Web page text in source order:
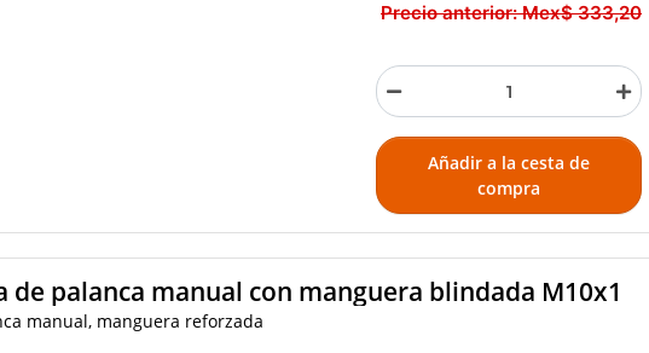
Precio anterior:Mex$ 333,20
Añadir a la cesta de
compra
de palanca manual con manguera blindada M10x1
manual, manguera reforzada